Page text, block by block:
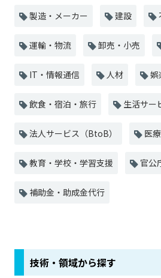
製造・メーカー 建設
運輸・物流 卸売・小売
IT・情報通信 人材 娯
飲食・宿泊・旅行 生活サー
法人サービス（BtoB） 医
教育・学校・学習支援 官公
補助金・助成金代行
技術・領域から探す